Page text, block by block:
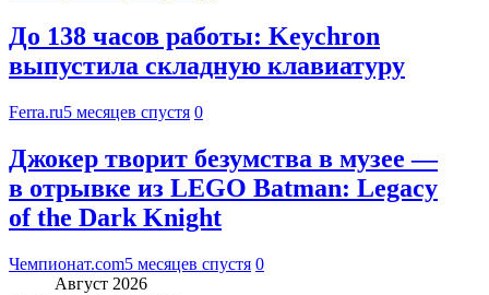
До 138 часов работы: Keychron
выпустила складную клавиатуру
Ferra.ru5 месяцев спустя 0
Джокер творит безумства в музее —
в отрывке из LEGO Batman: Legacy
of the Dark Knight
Чемпионат.com5 месяцев спустя 0
Август 2026